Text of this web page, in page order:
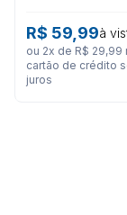
R$ 59 99à
ou 2x de R$ 29,99
cartão de crédito
juros